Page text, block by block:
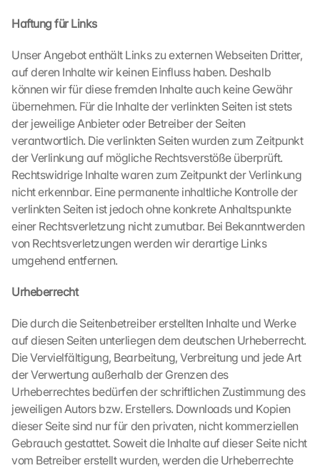
Haftung für Links
Unser Angebot enthält Links zu externen Webseiten Dritter,
auf deren Inhalte wir keinen Einfluss haben. Deshalb
können wir für diese fremden Inhalte auch keine Gewähr
übernehmen. Für die Inhalte der verlinkten Seiten ist stets
der jeweilige Anbieter oder Betreiber der Seiten
verantwortlich. Die verlinkten Seiten wurden zum Zeitpunkt
der Verlinkung auf mögliche Rechtsverstöße überprüft.
Rechtswidrige Inhalte waren zum Zeitpunkt der Verlinkung
nicht erkennbar. Eine permanente inhaltliche Kontrolle der
verlinkten Seiten ist jedoch ohne konkrete Anhaltspunkte
einer Rechtsverletzung nicht zumutbar. Bei Bekanntwerden
von Rechtsverletzungen werden wir derartige Links
umgehend entfernen.
Urheberrecht
Die durch die Seitenbetreiber erstellten Inhalte und Werke
auf diesen Seiten unterliegen dem deutschen Urheberrecht.
Die Vervielfältigung, Bearbeitung, Verbreitung und jede Art
der Verwertung außerhalb der Grenzen des
Urheberrechtes bedürfen der schriftlichen Zustimmung des
jeweiligen Autors bzw. Erstellers. Downloads und Kopien
dieser Seite sind nur für den privaten, nicht kommerziellen
Gebrauch gestattet. Soweit die Inhalte auf dieser Seite nicht
vom Betreiber erstellt wurden, werden die Urheberrechte
e
a
d
e
D
u
r
c
h
K
c
k
n
u
f
d
i
s
e
n
S
c